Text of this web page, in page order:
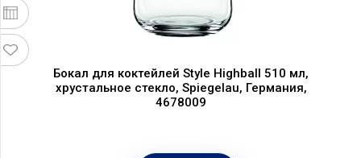
Бокал для коктейлей Style Highball 510 мл,
хрустальное стекло, Spiegelau, Германия,
4678009